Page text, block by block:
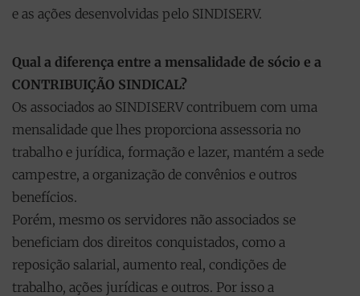
e as ações desenvolvidas pelo SINDISERV.
Qual a diferença entre a mensalidade de sócio e a
CONTRIBUIÇÃO SINDICAL?
Os associados ao SINDISERV contribuem com uma
mensalidade que lhes proporciona assessoria no
trabalho e jurídica, formação e lazer, mantém a sede
campestre, a organização de convênios e outros
benefícios.
Porém, mesmo os servidores não associados se
beneficiam dos direitos conquistados, como a
reposição salarial, aumento real, condições de
trabalho, ações jurídicas e outros. Por isso a